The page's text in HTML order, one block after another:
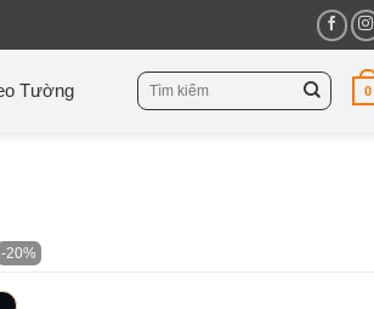
Tường
Tìm
kiếm:
0
-20%